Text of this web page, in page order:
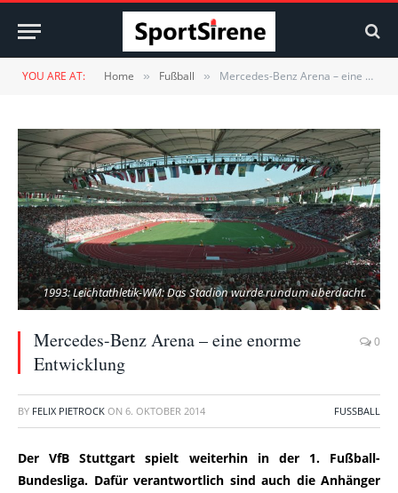
YOU ARE AT: Home » Fußball » Mercedes-Benz Arena – eine enorme Entwicklung
1993: Leichtathletik-WM: Das Stadion wurde rundum überdacht.
Mercedes-Benz Arena – eine enorme
Entwicklung
0
BY FELIX PIETROCK ON 6. OKTOBER 2014 FUSSBALL
Der VfB Stuttgart spielt weiterhin in der 1. Fußball-
Bundesliga. Dafür verantwortlich sind auch die Anhänger